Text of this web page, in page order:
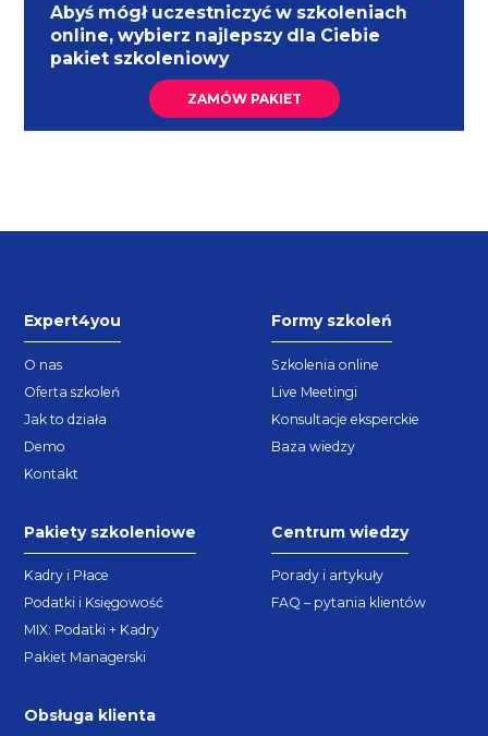
Abyś mógł uczestniczyć w szkoleniach
online, wybierz najlepszy dla Ciebie
pakiet szkoleniowy
ZAMÓW PAKIET
Expert4you
O nas
Oferta szkoleń
Jak to działa
Demo
Kontakt
Formy szkoleń
Szkolenia online
Live Meetingi
Konsultacje eksperckie
Baza wiedzy
Pakiety szkoleniowe
Kadry i Płace
Podatki i Księgowość
MIX: Podatki + Kadry
Pakiet Managerski
Centrum wiedzy
Porady i artykuły
FAQ – pytania klientów
Obsługa klienta